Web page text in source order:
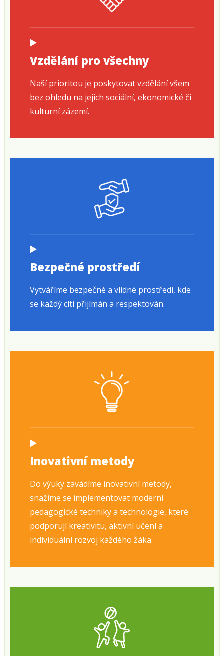
Vzdělání pro všechny
Naší prioritou je poskytovat vzdělání všem
bez ohledu na jejich sociální, ekonomické či
kulturní zázemí.
Bezpečné prostředí
Vytváříme bezpečné a vlídné prostředí, kde
se každý cítí přijímán a respektován.
Inovativní metody
Do výuky zavádíme inovativní metody,
snažíme se implementovat moderní
pedagogické techniky a technologie, které
podporují kreativitu, aktivní učení a
individuální rozvoj každého žáka.